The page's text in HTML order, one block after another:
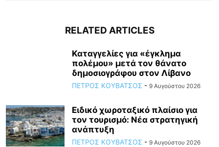
RELATED ARTICLES
Καταγγελίες για «έγκλημα
πολέμου» μετά τον θάνατο
δημοσιογράφου στον Λίβανο
ΠΕΤΡΟΣ ΚΟΥΒΑΤΣΟΣ - 9 Αυγούστου 2026
Ειδικό χωροταξικό πλαίσιο για
τον τουρισμό: Νέα στρατηγική
ανάπτυξη
ΠΕΤΡΟΣ ΚΟΥΒΑΤΣΟΣ - 9 Αυγούστου 2026